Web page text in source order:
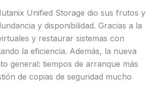
Unified Storage dio sus frutos y
y disponibilidad. Gracias a la
y restaurar sistemas con
la eficiencia. Además, la nueva
general: tiempos de arranque más
de copias de seguridad mucho